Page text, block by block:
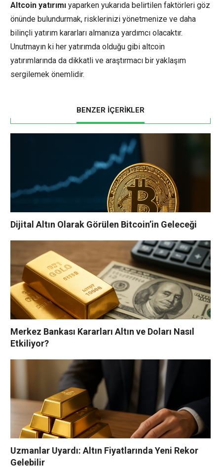
Altcoin yatırımı yaparken yukarıda belirtilen faktörleri göz
önünde bulundurmak, risklerinizi yönetmenize ve daha
bilinçli yatırım kararları almanıza yardımcı olacaktır.
Unutmayın ki her yatırımda olduğu gibi altcoin
yatırımlarında da dikkatli ve araştırmacı bir yaklaşım
sergilemek önemlidir.
BENZER İÇERİKLER
Dijital Altın Olarak Görülen Bitcoin’in Geleceği
Merkez Bankası Kararları Altın ve Doları Nasıl
Etkiliyor?
Uzmanlar Uyardı: Altın Fiyatlarında Yeni Rekor
Gelebilir